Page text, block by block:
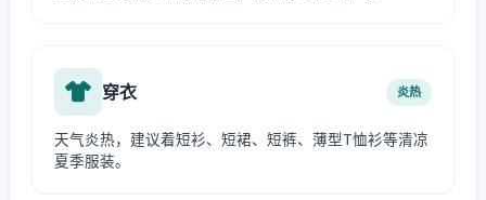
穿衣 炎热
天气炎热，建议着短衫、短裙、短裤、薄型T恤衫等清凉
夏季服装。